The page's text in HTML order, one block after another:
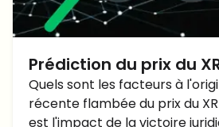
Prédiction du prix du
hausse du prix du XRP
elle se poursuivre
Quels sont les facteurs à
récente flambée du prix du
est l'impact de la victoire